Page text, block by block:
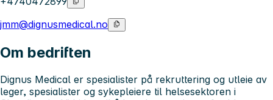
jmm@dignusmedical.no
Om bedriften
Dignus Medical er spesialister på rekruttering og utleie av
leger, spesialister og sykepleiere til helsesektoren i